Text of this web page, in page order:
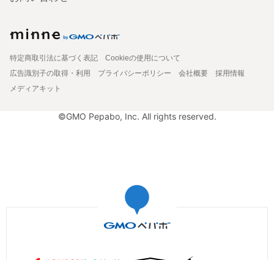
特定商取引法に基づく表記
Cookieの使用について
広告識別子の取得・利用
プライバシーポリシー 会社概要
採用情報
メディアキット
©GMO Pepabo, Inc. All rights reserved.